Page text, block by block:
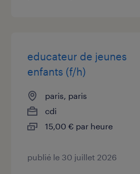
educateur de jeunes
enfants (f/h)
paris, paris
cdi
15,00 € par heure
publié le 30 juillet 2026